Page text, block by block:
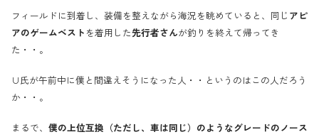
フィールドに到着し、装備を整えながら海況を眺めていると、同じ アピ
アのゲームベストを着用した先行者さんが釣りを終えて帰ってき
た・・。
∪氏が午前中に僕と間違えそうになった人・・というのはこの人だろう
か・・。
まるで、 僕の上位互換（ただし、車は同じ）のようなグレードのノース